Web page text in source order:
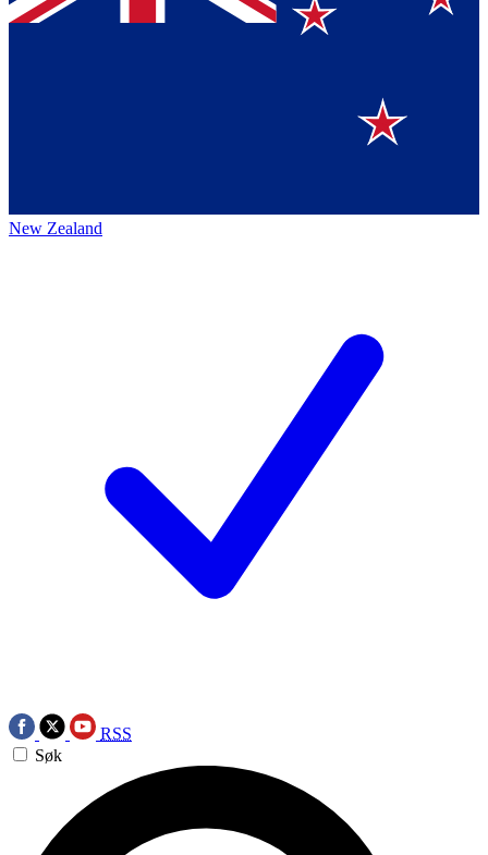
New Zealand
RSS
Søk